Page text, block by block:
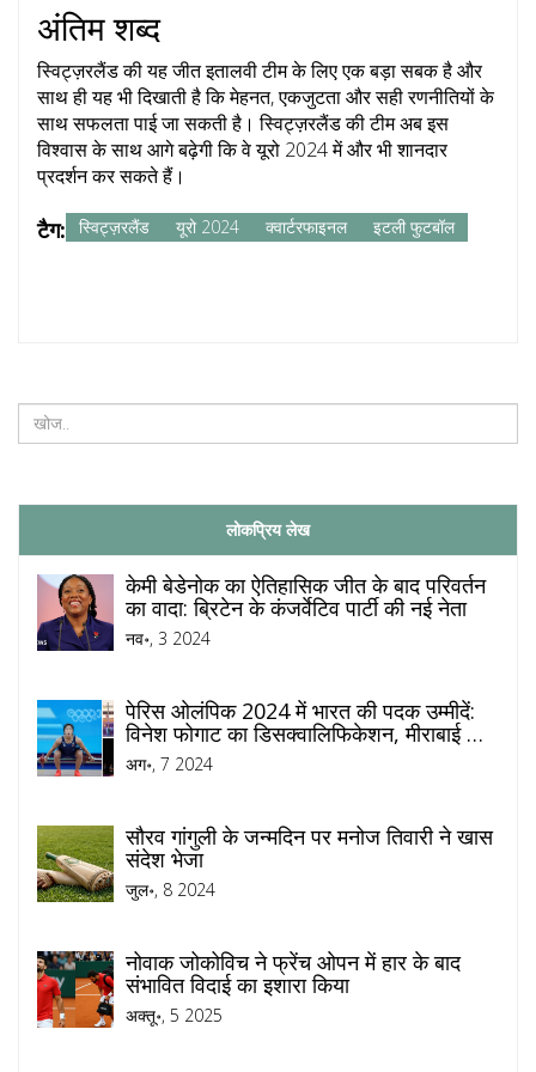
अंतिम शब्द
स्विट्ज़रलैंड की यह जीत इतालवी टीम के लिए एक बड़ा सबक है और
साथ ही यह भी दिखाती है कि मेहनत, एकजुटता और सही रणनीतियों के
साथ सफलता पाई जा सकती है। स्विट्ज़रलैंड की टीम अब इस
विश्वास के साथ आगे बढ़ेगी कि वे यूरो 2024 में और भी शानदार
प्रदर्शन कर सकते हैं।
टैग: स्विट्ज़रलैंड यूरो 2024 क्वार्टरफाइनल इटली फुटबॉल
लोकप्रिय लेख
केमी बेडेनोक का ऐतिहासिक जीत के बाद परिवर्तन
का वादा: ब्रिटेन के कंजर्वेटिव पार्टी की नई नेता
नव॰, 3 2024
पेरिस ओलंपिक 2024 में भारत की पदक उम्मीदें:
विनेश फोगाट का डिसक्वालिफिकेशन, मीराबाई चानू
का दूसरा पदक
अग॰, 7 2024
सौरव गांगुली के जन्मदिन पर मनोज तिवारी ने खास
संदेश भेजा
जुल॰, 8 2024
नोवाक जोकोविच ने फ्रेंच ओपन में हार के बाद
संभावित विदाई का इशारा किया
अक्तू॰, 5 2025